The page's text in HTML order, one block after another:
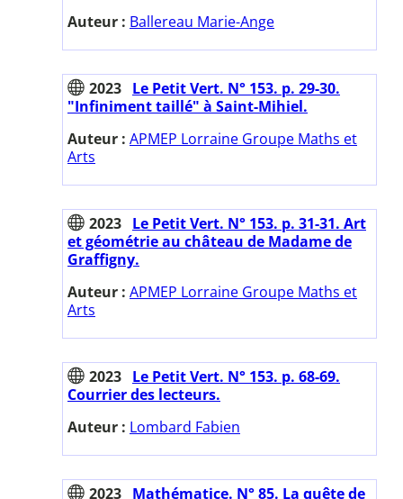
Auteur : Ballereau Marie-Ange
2023 Le Petit Vert. N° 153. p. 29-30.
"Infiniment taillé" à Saint-Mihiel.
Auteur : APMEP Lorraine Groupe Maths et
Arts
2023 Le Petit Vert. N° 153. p. 31-31. Art
et géométrie au château de Madame de
Graffigny.
Auteur : APMEP Lorraine Groupe Maths et
Arts
2023 Le Petit Vert. N° 153. p. 68-69.
Courrier des lecteurs.
Auteur : Lombard Fabien
2023 Mathématice. N° 85. La quête de